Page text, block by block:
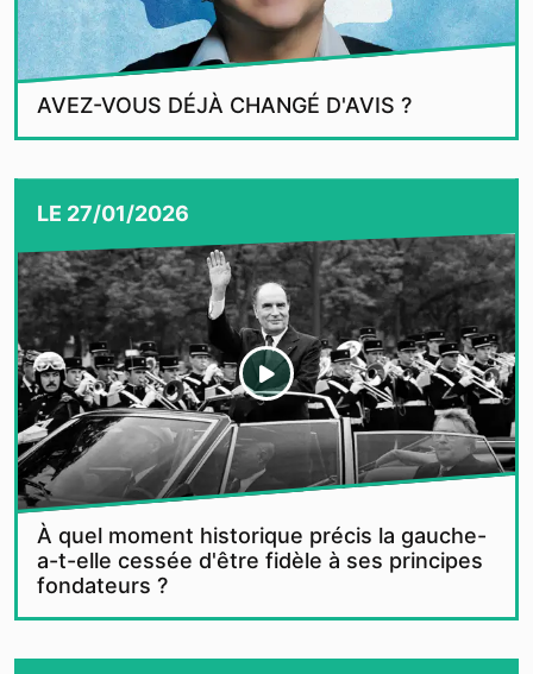
AVEZ-VOUS DÉJÀ CHANGÉ D'AVIS ?
LE 27/01/2026
À quel moment historique précis la gauche-
a-t-elle cessée d'être fidèle à ses principes
fondateurs ?